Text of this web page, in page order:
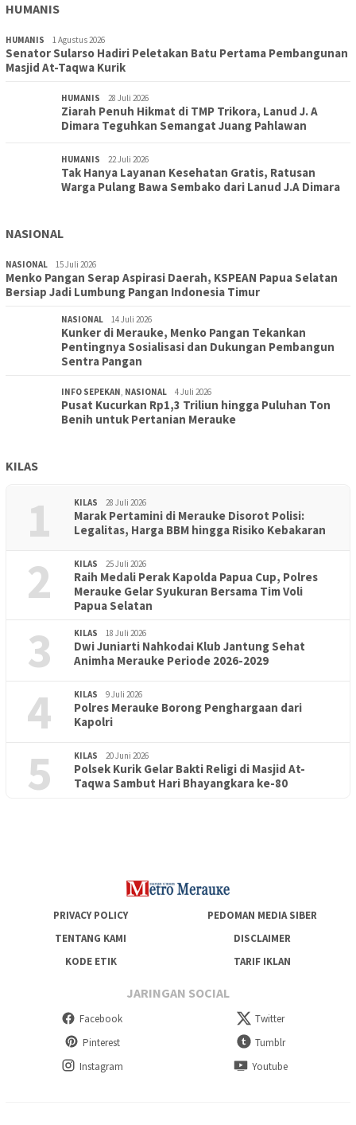
HUMANIS
HUMANIS 1 Agustus 2026
Senator Sularso Hadiri Peletakan Batu Pertama Pembangunan
Masjid At-Taqwa Kurik
HUMANIS 28 Juli 2026
Ziarah Penuh Hikmat di TMP Trikora, Lanud J. A
Dimara Teguhkan Semangat Juang Pahlawan
HUMANIS 22 Juli 2026
Tak Hanya Layanan Kesehatan Gratis, Ratusan
Warga Pulang Bawa Sembako dari Lanud J.A Dimara
NASIONAL
NASIONAL 15 Juli 2026
Menko Pangan Serap Aspirasi Daerah, KSPEAN Papua Selatan
Bersiap Jadi Lumbung Pangan Indonesia Timur
NASIONAL 14 Juli 2026
Kunker di Merauke, Menko Pangan Tekankan
Pentingnya Sosialisasi dan Dukungan Pembangun
Sentra Pangan
INFO SEPEKAN, NASIONAL 4 Juli 2026
Pusat Kucurkan Rp1,3 Triliun hingga Puluhan Ton
Benih untuk Pertanian Merauke
KILAS
1 KILAS 28 Juli 2026
Marak Pertamini di Merauke Disorot Polisi:
Legalitas, Harga BBM hingga Risiko Kebakaran
2 KILAS 25 Juli 2026
Raih Medali Perak Kapolda Papua Cup, Polres
Merauke Gelar Syukuran Bersama Tim Voli
Papua Selatan
3 KILAS 18 Juli 2026
Dwi Juniarti Nahkodai Klub Jantung Sehat
Animha Merauke Periode 2026-2029
4 KILAS 9 Juli 2026
Polres Merauke Borong Penghargaan dari
Kapolri
5 KILAS 20 Juni 2026
Polsek Kurik Gelar Bakti Religi di Masjid At-
Taqwa Sambut Hari Bhayangkara ke-80
PENDIDIKAN 18 Juni 2026
Lepas Puluhan Peserta Didik, TK Yapis 2 Merauke Siapkan
PRIVACY POLICY
PEDOMAN MEDIA SIBER
TENTANG KAMI
DISCLAIMER
KODE ETIK
TARIF IKLAN
JARINGAN SOCIAL
Facebook
Twitter
Pinterest
Tumblr
Instagram
Youtube